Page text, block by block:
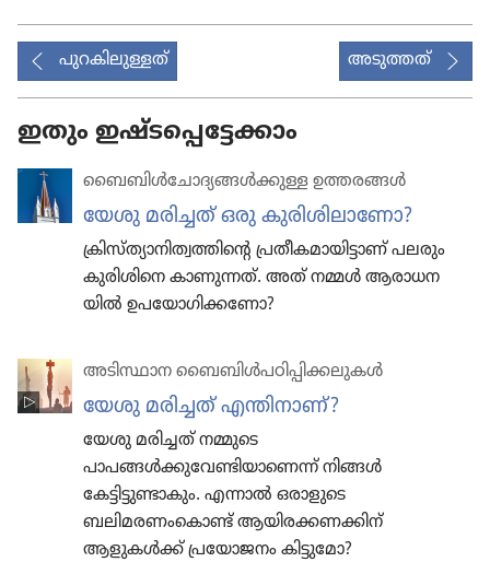
പുറകിലുള്ളത് അടുത്തത്
ഇതും ഇഷ്ടപ്പെട്ടേക്കാം
ബൈബിൾചോ​ദ്യ​ങ്ങൾക്കുള്ള ഉത്തരങ്ങൾ
യേശു മരിച്ചത്‌ ഒരു കുരി​ശി​ലാ​ണോ?
ക്രിസ്‌ത്യാ​നി​ത്വ​ത്തി​ന്റെ പ്രതീ​ക​മാ​യി​ട്ടാണ്‌ പലരും
കുരി​ശി​നെ കാണു​ന്നത്‌. അത്‌ നമ്മൾ ആരാധ​ന​
യിൽ ഉപയോ​ഗി​ക്ക​ണോ?
അടിസ്ഥാന ബൈബിൾപഠിപ്പിക്കലുകൾ
യേശു മരിച്ചത്‌ എന്തിനാണ്‌?
യേശു​ മരിച്ചത്‌ നമ്മുടെ
പാപങ്ങൾക്കുവേണ്ടിയാണെന്ന്‌ നിങ്ങൾ
കേട്ടിട്ടുണ്ടാകും. എന്നാൽ ഒരാളുടെ
ബലിമരണംകൊണ്ട്‌ ആയിരക്കണക്കിന്‌
ആളുകൾക്ക്‌ പ്രയോജനം കിട്ടുമോ?